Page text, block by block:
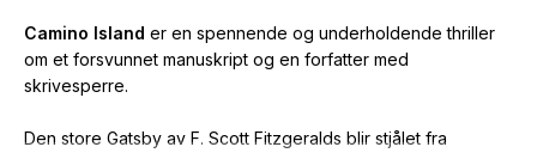
Camino Island er en spennende og underholdende thriller
om et forsvunnet manuskript og en forfatter med
skrivesperre.
Den store Gatsby av F. Scott Fitzgeralds blir stjålet fra